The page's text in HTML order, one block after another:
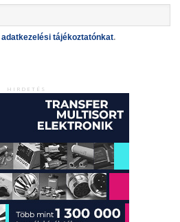
adatkezelési tájékoztatónkat.
HIRDETÉS